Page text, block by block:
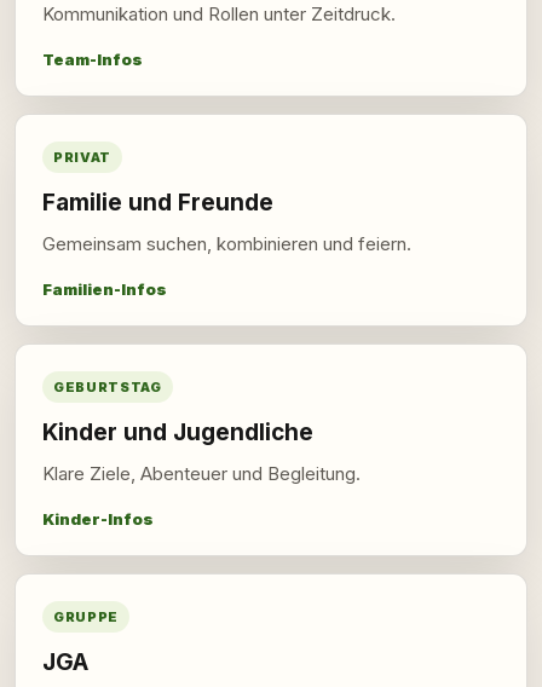
Kommunikation und Rollen unter Zeitdruck.
Team-Infos
PRIVAT
Familie und Freunde
Gemeinsam suchen, kombinieren und feiern.
Familien-Infos
GEBURTSTAG
Kinder und Jugendliche
Klare Ziele, Abenteuer und Begleitung.
Kinder-Infos
GRUPPE
JGA